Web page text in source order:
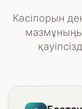
Кәсіпорын